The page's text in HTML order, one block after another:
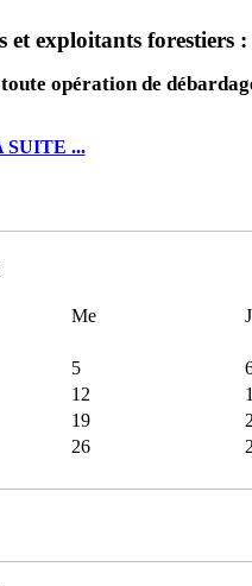
exploitants forestiers :
opération de
...
Me J
5
12
19
26